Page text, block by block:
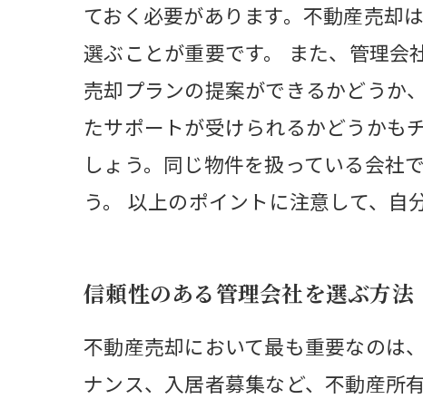
ておく必要があります。不動産売却
選ぶことが重要です。 また、管理
売却プランの提案ができるかどうか
たサポートが受けられるかどうかも
しょう。同じ物件を扱っている会社
う。 以上のポイントに注意して、自
信頼性のある管理会社を選ぶ方法
不動産売却において最も重要なのは
ナンス、入居者募集など、不動産所